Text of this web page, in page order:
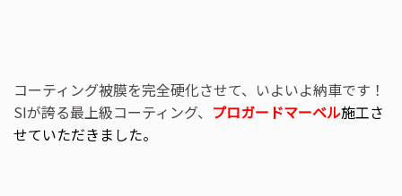
コーティング被膜を完全硬化させて、いよいよ納車です！
SIが誇る最上級コーティング、 プロガードマーベル施工さ
せていただきました。